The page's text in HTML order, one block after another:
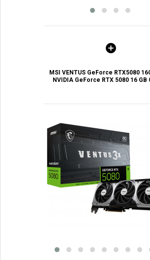
MSI VENTUS GeForce RTX5080
NVIDIA GeForce RTX 5080 16 GB